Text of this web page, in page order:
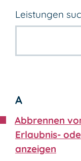
Leistungen
A
Abbrennen
Erlaubnis-
anzeigen